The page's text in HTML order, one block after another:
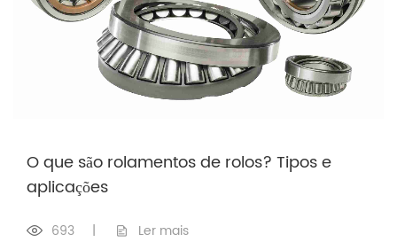
O que são rolamentos de rolos? Tipos e
aplicações
693 | Ler mais